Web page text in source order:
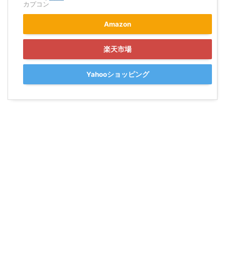
カプコン
Amazon
楽天市場
Yahooショッピング